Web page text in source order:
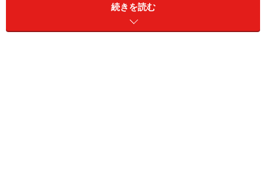
大きな収納を作っておけば何でも仕舞えるという発想か
続きを読む